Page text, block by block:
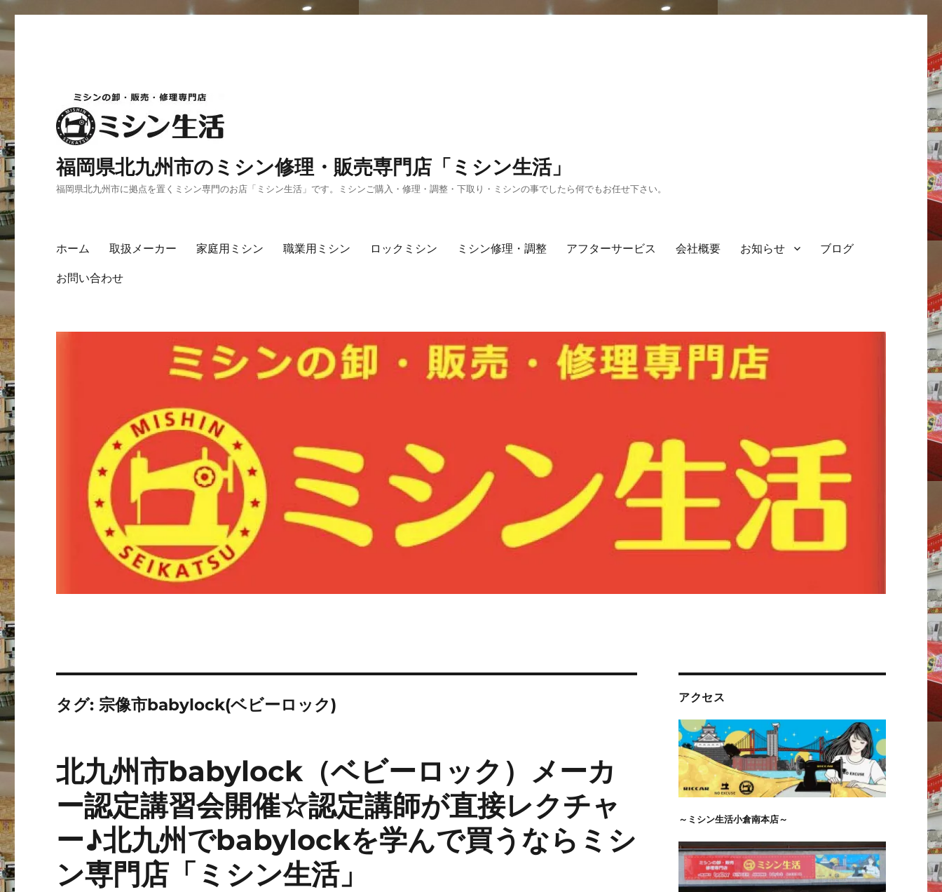
福岡県北九州市のミシン修理・販売専門店「ミシン生活」
福岡県北九州市に拠点を置くミシン専門のお店「ミシン生活」です。ミシンご購入・修理・調整・下取り・ミシンの事でしたら何でもお任せ下さい。
ホーム 取扱メーカー 家庭用ミシン 職業用ミシン ロックミシン ミシン修理・調整 アフターサービス 会社概要 お知らせ ブログ
お問い合わせ
タグ:宗像市babylock(ベビーロック)
北九州市babylock（ベビーロック）メーカ
ー認定講習会開催☆認定講師が直接レクチャ
ー♪北九州でbabylockを学んで買うならミシ
ン専門店「ミシン生活」
アクセス
～ミシン生活小倉南本店～